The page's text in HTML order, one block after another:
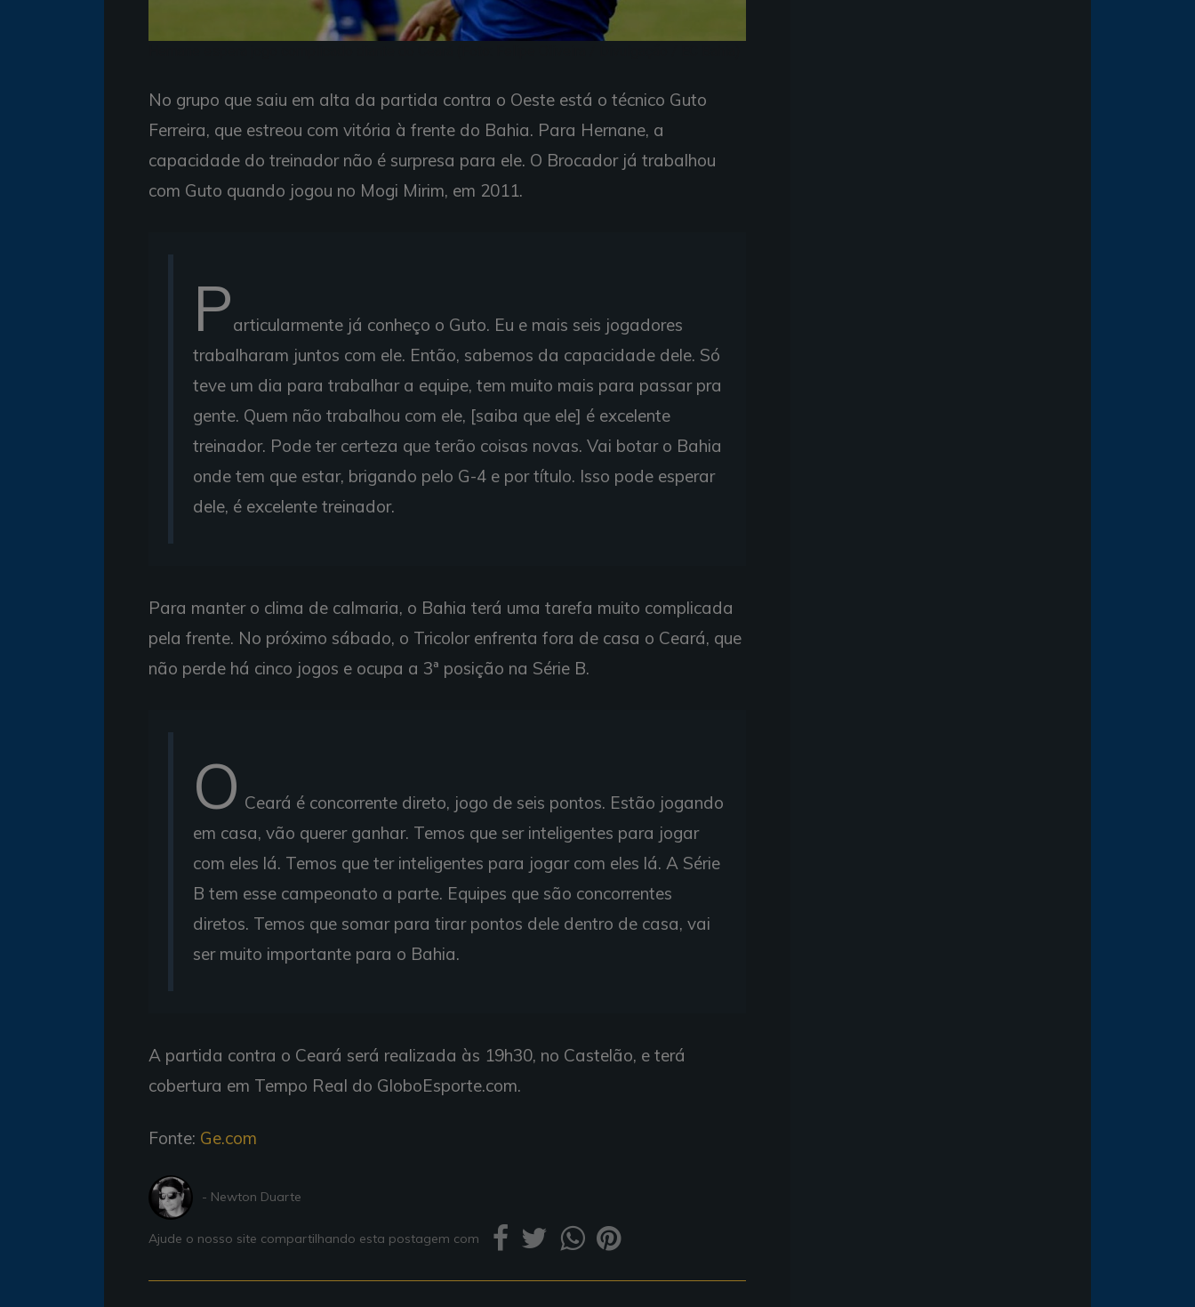
No grupo que saiu em alta da partida contra o Oeste está o técnico Guto
Ferreira, que estreou com vitória à frente do Bahia. Para Hernane, a
capacidade do treinador não é surpresa para ele. O Brocador já trabalhou
com Guto quando jogou no Mogi Mirim, em 2011.
Particularmente já conheço o Guto. Eu e mais seis jogadores
trabalharam juntos com ele. Então, sabemos da capacidade dele. Só
teve um dia para trabalhar a equipe, tem muito mais para passar pra
gente. Quem não trabalhou com ele, [saiba que ele] é excelente
treinador. Pode ter certeza que terão coisas novas. Vai botar o Bahia
onde tem que estar, brigando pelo G-4 e por título. Isso pode esperar
dele, é excelente treinador.
Para manter o clima de calmaria, o Bahia terá uma tarefa muito complicada
pela frente. No próximo sábado, o Tricolor enfrenta fora de casa o Ceará, que
não perde há cinco jogos e ocupa a 3ª posição na Série B.
O Ceará é concorrente direto, jogo de seis pontos. Estão jogando
em casa, vão querer ganhar. Temos que ser inteligentes para jogar
com eles lá. Temos que ter inteligentes para jogar com eles lá. A Série
B tem esse campeonato a parte. Equipes que são concorrentes
diretos. Temos que somar para tirar pontos dele dentro de casa, vai
ser muito importante para o Bahia.
A partida contra o Ceará será realizada às 19h30, no Castelão, e terá
cobertura em Tempo Real do GloboEsporte.com.
Fonte: Ge.com
- Newton Duarte
Ajude o nosso site compartilhando esta postagem com